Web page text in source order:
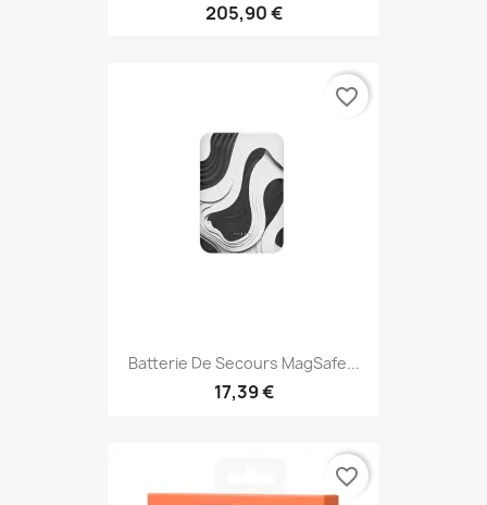
205,90 €
Batterie De Secours MagSafe...
17,39 €
favorite_border
favorite_border